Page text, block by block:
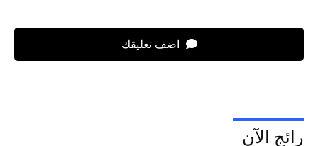
اضف تعليقك
رائج الآن